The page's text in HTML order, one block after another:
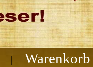
| Warenkorb